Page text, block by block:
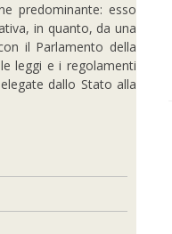
predominante: esso
in quanto, da una
il Parlamento della
leggi e i regolamenti
dallo Stato alla